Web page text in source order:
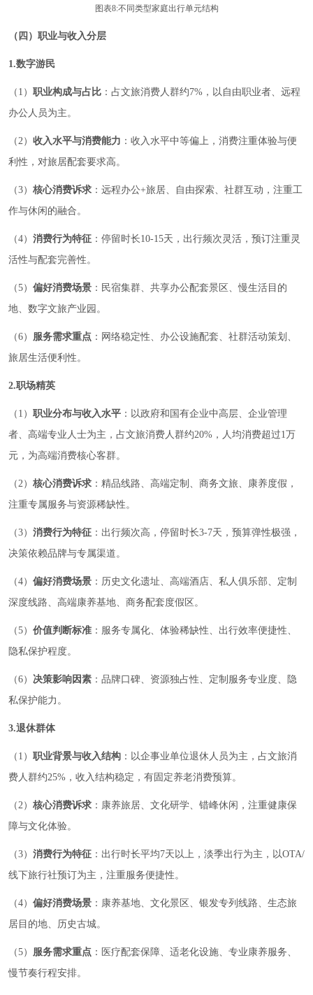
图表8:不同类型家庭出行单元结构
（四）职业与收入分层
1.数字游民
（1） 职业构成与占比 ：占文旅消费人群约7%，以自由职业者、远程
办公人员为主。
（2） 收入水平与消费能力 ：收入水平中等偏上，消费注重体验与便
利性，对旅居配套要求高。
（3） 核心消费诉求 ：远程办公+旅居、自由探索、社群互动，注重工
作与休闲的融合。
（4） 消费行为特征 ：停留时长10-15天，出行频次灵活，预订注重灵
活性与配套完善性。
（5） 偏好消费场景 ：民宿集群、共享办公配套景区、慢生活目的
地、数字文旅产业园。
（6） 服务需求重点 ：网络稳定性、办公设施配套、社群活动策划、
旅居生活便利性。
2.职场精英
（1） 职业分布与收入水平 ：以政府和国有企业中高层、企业管理
者、高端专业人士为主，占文旅消费人群约20%，人均消费超过1万
元，为高端消费核心客群。
（2） 核心消费诉求 ：精品线路、高端定制、商务文旅、康养度假，
注重专属服务与资源稀缺性。
（3） 消费行为特征 ：出行频次高，停留时长3-7天，预算弹性极强，
决策依赖品牌与专属渠道。
（4） 偏好消费场景 ：历史文化遗址、高端酒店、私人俱乐部、定制
深度线路、高端康养基地、商务配套度假区。
（5） 价值判断标准 ：服务专属化、体验稀缺性、出行效率便捷性、
隐私保护程度。
（6） 决策影响因素 ：品牌口碑、资源独占性、定制服务专业度、隐
私保护能力。
3.退休群体
（1） 职业背景与收入结构 ：以企事业单位退休人员为主，占文旅消
费人群约25%，收入结构稳定，有固定养老消费预算。
（2） 核心消费诉求 ：康养旅居、文化研学、错峰休闲，注重健康保
障与文化体验。
（3） 消费行为特征 ：出行时长平均7天以上，淡季出行为主，以OTA/
线下旅行社预订为主，注重服务便捷性。
（4） 偏好消费场景 ：康养基地、文化景区、银发专列线路、生态旅
居目的地、历史古城。
（5） 服务需求重点 ：医疗配套保障、适老化设施、专业康养服务、
慢节奏行程安排。